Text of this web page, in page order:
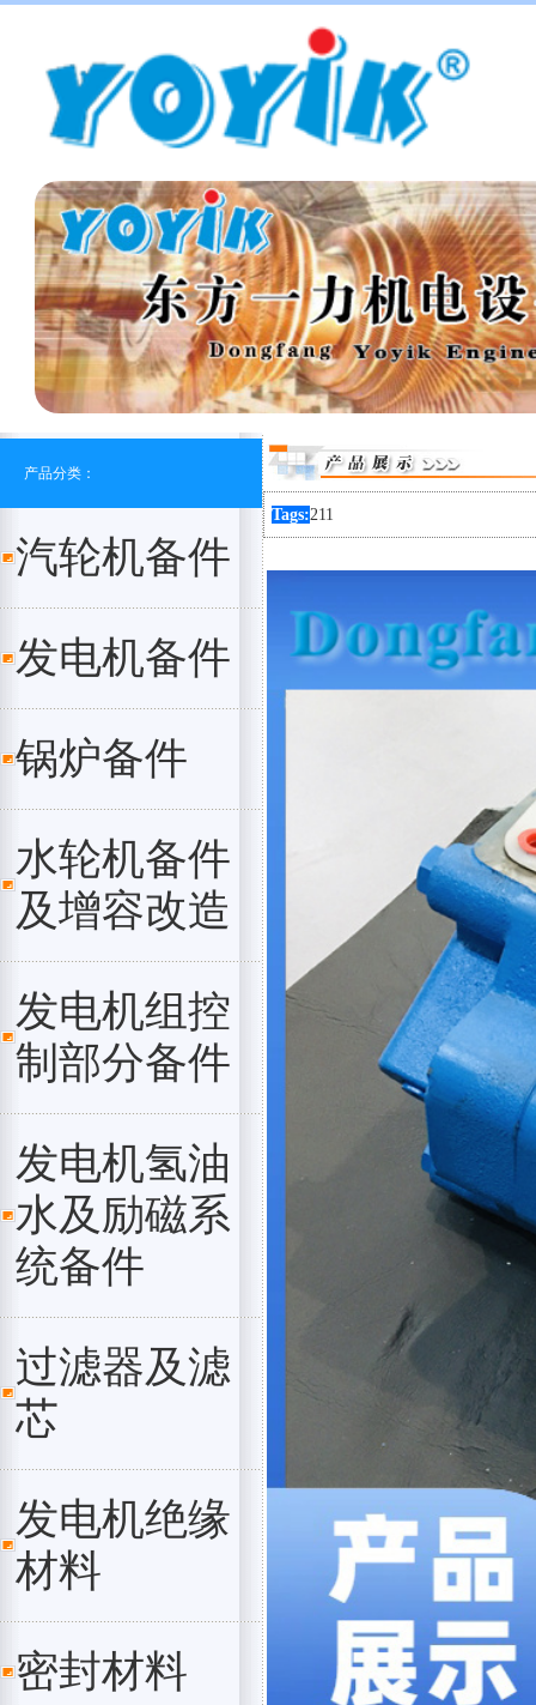
产品分类：
汽轮机备件
发电机备件
锅炉备件
水轮机备件
及增容改造
发电机组控
制部分备件
发电机氢油
水及励磁系
统备件
过滤器及滤
芯
发电机绝缘
材料
密封材料
Tags:211